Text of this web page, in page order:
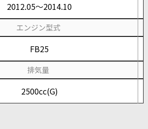
2012.05～2014.10
エンジン型式
FB25
排気量
2500cc(G)